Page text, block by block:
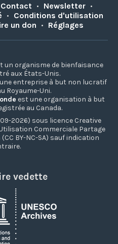
Contact • Newsletter •
• Conditions d'utilisation
un don • Réglages
un organisme de bienfaisance
aux États-Unis.
entreprise à but non lucratif
Royaume-Uni.
est une organisation à but
au Canada.
2026) sous licence Creative
Commerciale Partage
BY-NC-SA) sauf indication
vedette